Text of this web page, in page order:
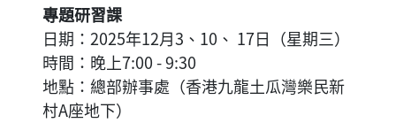
專題研習課
日期：2025年12月3、10、 17日（星期三）
時間：晚上7:00 - 9:30
地點：總部辦事處（香港九龍土瓜灣樂民新
村A座地下）